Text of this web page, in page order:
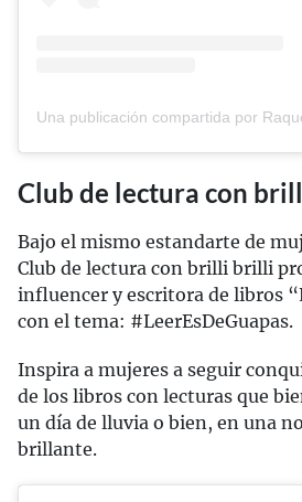
Club de lectura con
Bajo el mismo estandarte de
Club de lectura con brilli brilli
influencer y escritora de libros
con el tema: #LeerEsDeGuapas.
Inspira a mujeres a seguir
de los libros con lecturas que
un día de lluvia o bien, en una
brillante.